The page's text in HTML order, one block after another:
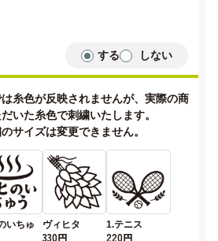
する しない
糸色が反映されませんが、実際の商
いた糸色で刺繍いたします。
サイズは変更できません。
いちゅ
ヴィヒタ
330円
1.テニス
220円